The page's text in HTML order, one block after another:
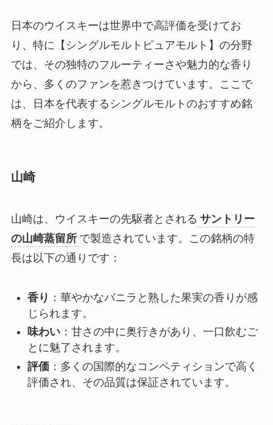
日本のウイスキーは世界中で高評価を受けてお
り、特に【シングルモルトピュアモルト】の分野
では、その独特のフルーティーさや魅力的な香り
から、多くのファンを惹きつけています。ここで
は、日本を代表するシングルモルトのおすすめ銘
柄をご紹介します。
山崎
山崎は、ウイスキーの先駆者とされる サントリー
の山崎蒸留所 で製造されています。この銘柄の特
長は以下の通りです：
香り ：華やかなバニラと熟した果実の香りが感
じられます。
味わい：甘さの中に奥行きがあり、一口飲むご
とに魅了されます。
評価：多くの国際的なコンペティションで高く
評価され、その品質は保証されています。